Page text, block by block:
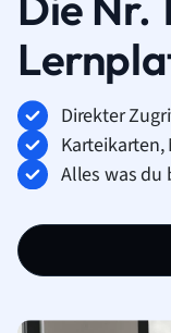
Direkter
Alles was du